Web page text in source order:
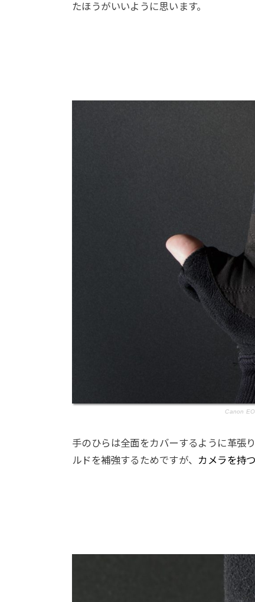
たほうがいいように思います。
Canon
手のひらは全面をカバーするように革張
ルドを補強するためですが、 カメラを持